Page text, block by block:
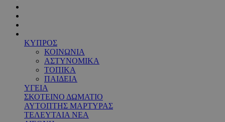
ΚΥΠΡΟΣ
ΚΟΙΝΩΝΙΑ
ΑΣΤΥΝΟΜΙΚΑ
ΤΟΠΙΚΑ
ΠΑΙΔΕΙΑ
ΥΓΕΙΑ
ΣΚΟΤΕΙΝΟ ΔΩΜΑΤΙΟ
ΑΥΤΟΠΤΗΣ ΜΑΡΤΥΡΑΣ
ΤΕΛΕΥΤΑΙΑ ΝΕΑ